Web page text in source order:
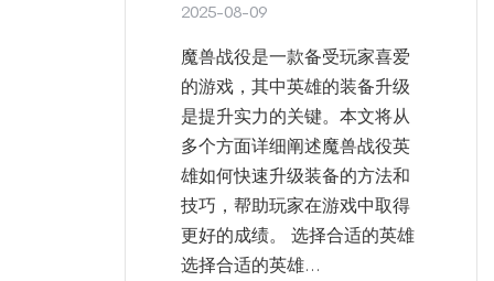
2025-08-09
魔兽战役是一款备受玩家喜爱
的游戏，其中英雄的装备升级
是提升实力的关键。本文将从
多个方面详细阐述魔兽战役英
雄如何快速升级装备的方法和
技巧，帮助玩家在游戏中取得
更好的成绩。 选择合适的英雄
选择合适的英雄...